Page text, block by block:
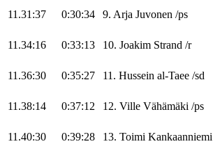
11.31:37 0:30:34 9. Arja Juvonen /ps
11.34:16 0:33:13 10. Joakim Strand /r
11.36:30 0:35:27 11. Hussein al-Taee /sd
11.38:14 0:37:12 12. Ville Vähämäki /ps
11.40:30 0:39:28 13. Toimi Kankaanniemi